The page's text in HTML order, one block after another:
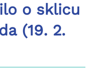
o sklicu
(19. 2.